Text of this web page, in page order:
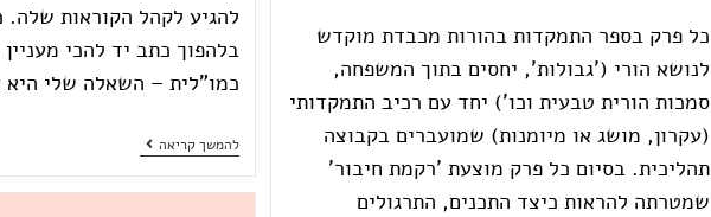
כל פרק בספר התמקדות בהורות מכבדת מוקדש
לנושא הורי ('גבולות', יחסים בתוך המשפחה,
סמכות הורית טבעית וכו') יחד עם רכיב התמקדותי
(עקרון, מושג או מיומנות) שמועברים בקבוצה
תהליכית. בסיום כל פרק מוצעת 'רקמת חיבור'
שמטרתה להראות כיצד התכנים, התרגולים
להגיע לקהל הקוראות שלה.
בלהפוך כתב יד להכי
כמו"לית – השאלה שלי היא
להמשך קריאה